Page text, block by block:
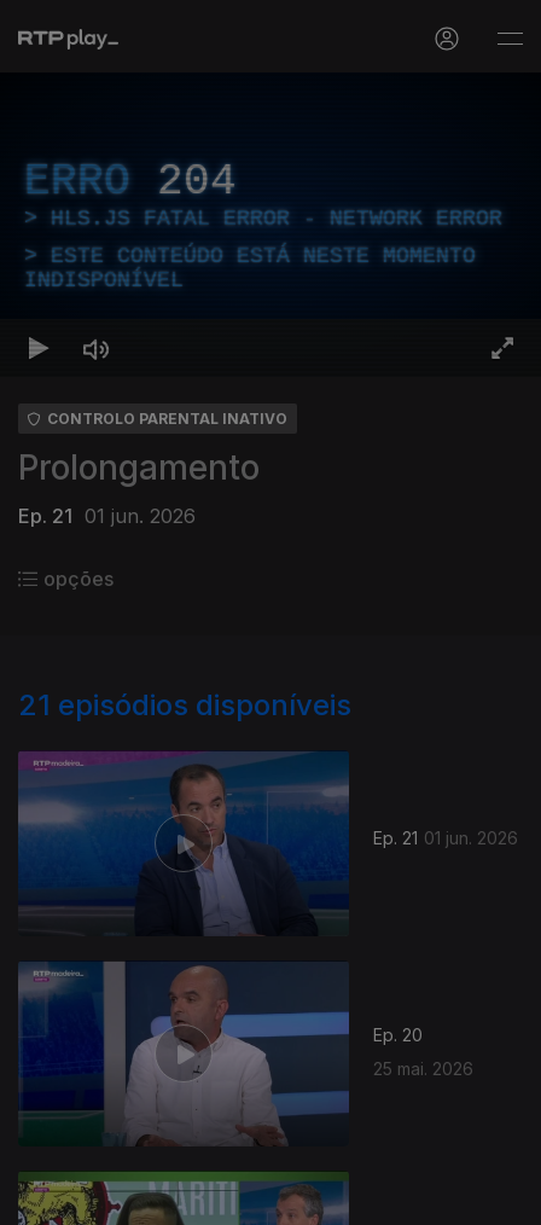
ERRO 204
HLS.JS FATAL ERROR - NETWORK ERROR
ESTE CONTEÚDO ESTÁ NESTE MOMENTO
INDISPONÍVEL
CONTROLO PARENTAL INATIVO
Prolongamento
Ep. 21 01 jun. 2026
opções
21 episódios disponíveis
Ep. 21 01 jun. 2026
Ep. 20
25 mai. 2026